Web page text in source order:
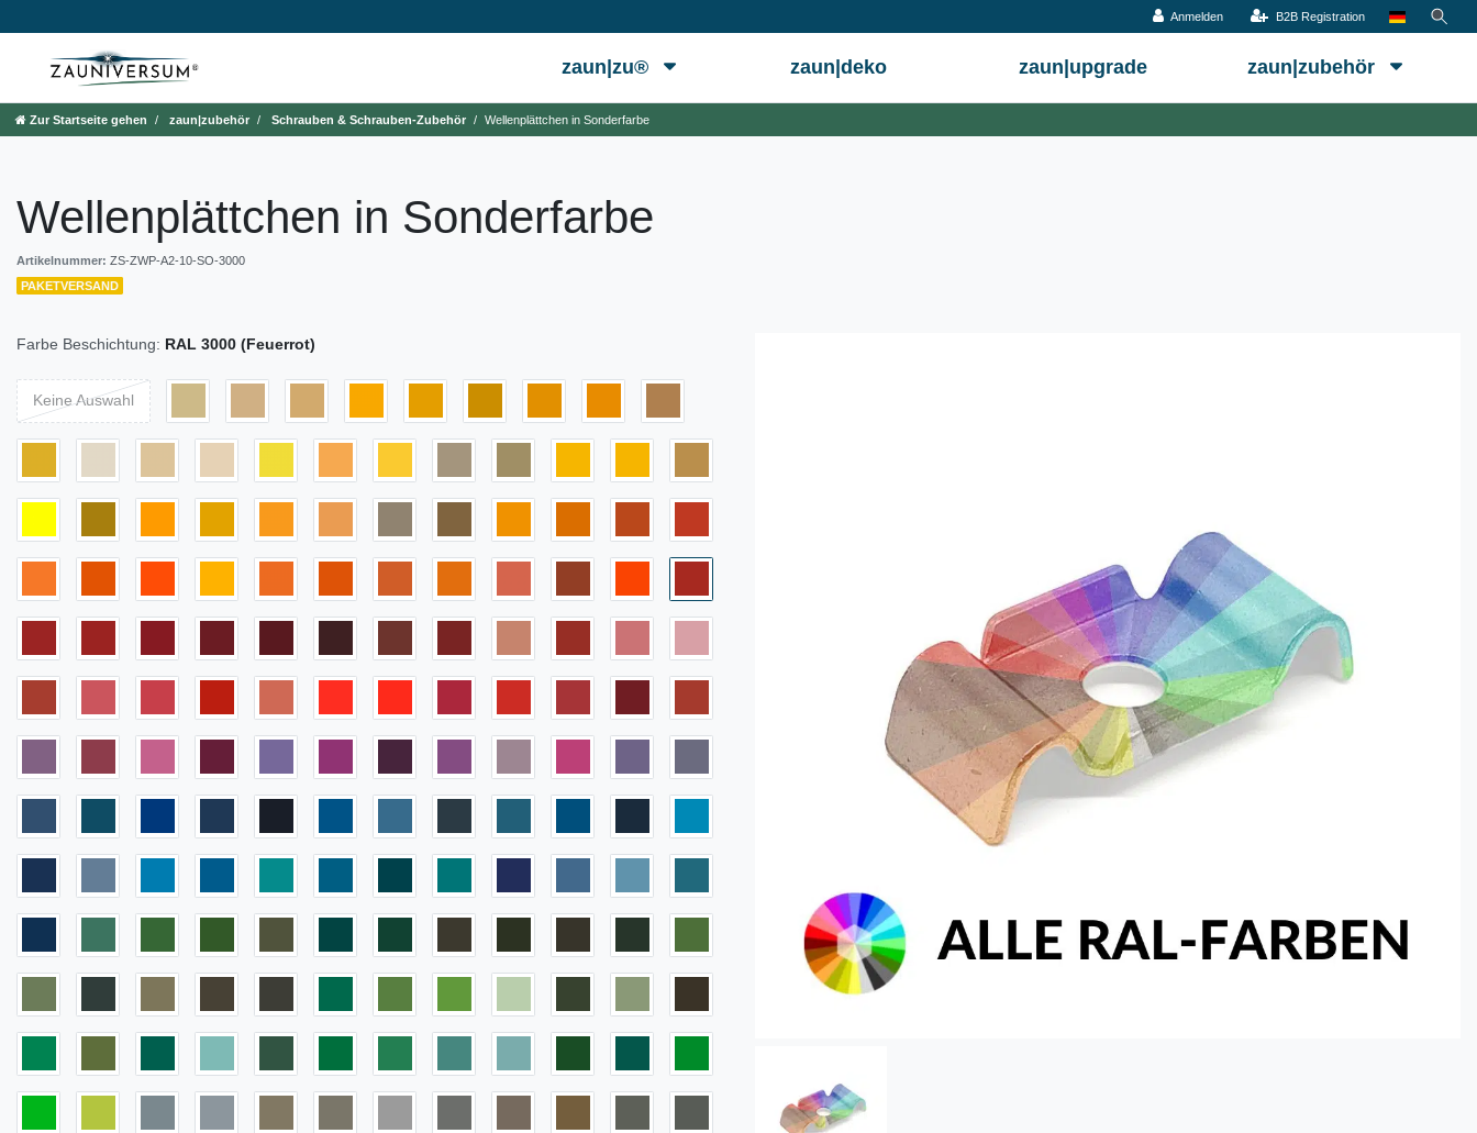
Anmelden B2B Registration
zaun|zu® zaun|deko zaun|upgrade zaun|zubehör
Zur Startseite gehen zaun|zubehör Schrauben & Schrauben-Zubehör Wellenplättchen in Sonderfarbe
Wellenplättchen in Sonderfarbe
Artikelnummer: ZS-ZWP-A2-10-SO-3000
PAKETVERSAND
Farbe Beschichtung: RAL 3000 (Feuerrot)
Keine Auswahl